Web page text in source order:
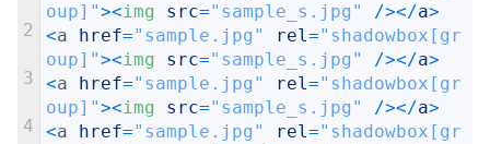
2
3
4
oup]"><img src="sample_s.jpg" /></a>
<a href="sample.jpg" rel="shadowbox[gr
oup]"><img src="sample_s.jpg" /></a>
<a href="sample.jpg" rel="shadowbox[gr
oup]"><img src="sample_s.jpg" /></a>
<a href="sample.jpg" rel="shadowbox[gr